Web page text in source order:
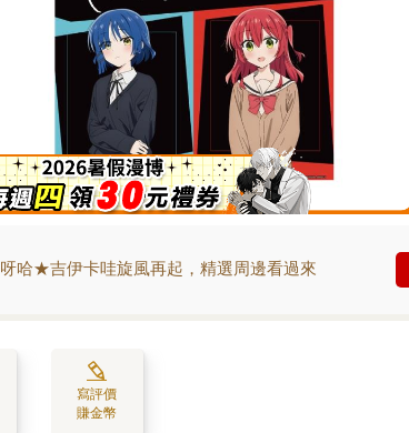
呀哈★吉伊卡哇旋風再起，精選周邊看過來
寫評價
賺金幣